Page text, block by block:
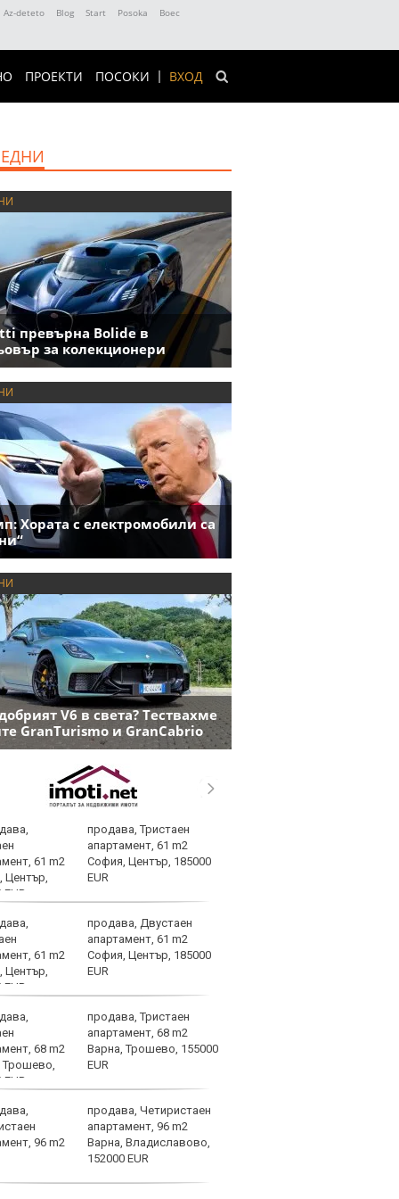
Az-deteto Blog Start Posoka
Boec
ВХОД
ПРОЕКТИ ПОСОКИ
превърна Bolide в
за колекционери
Хората с електромобили са
V6 в света? Тествахме
GranTurismo и GranCabrio
продава, Тристаен
апартамент, 61 m2
София, Център, 185000
EUR
продава, Двустаен
апартамент, 61 m2
София, Център, 185000
EUR
продава, Тристаен
апартамент, 68 m2
Варна, Трошево, 155000
EUR
продава, Четиристаен
апартамент, 96 m2
Варна, Владиславово,
152000 EUR